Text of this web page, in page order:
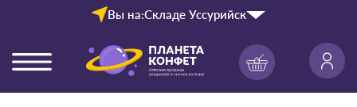
Вы на:Складе Уссурийск